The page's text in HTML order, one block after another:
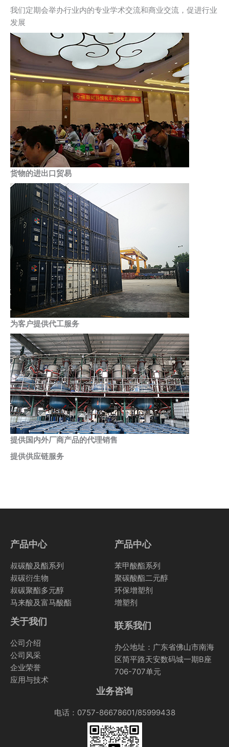
我们定期会举办行业内的专业学术交流和商业交流，促进行业
发展
货物的进出口贸易
为客户提供代工服务
提供国内外厂商产品的代理销售
提供供应链服务
产品中心
叔碳酸及酯系列
叔碳衍生物
叔碳聚酯多元醇
马来酸及富马酸酯
产品中心
苯甲酸酯系列
聚碳酸酯二元醇
环保增塑剂
增塑剂
关于我们
公司介绍
公司风采
企业荣誉
应用与技术
联系我们
办公地址：广东省佛山市南海
区简平路天安数码城一期B座
706-707单元
业务咨询
电话：0757-86678601/85999438